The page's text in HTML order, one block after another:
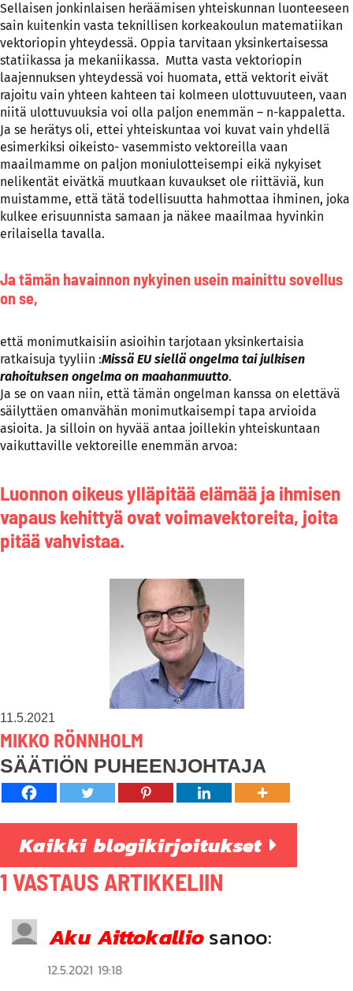
Sellaisen jonkinlaisen heräämisen yhteiskunnan luonteeseen
sain kuitenkin vasta teknillisen korkeakoulun matematiikan
vektoriopin yhteydessä. Oppia tarvitaan yksinkertaisessa
statiikassa ja mekaniikassa. Mutta vasta vektoriopin
laajennuksen yhteydessä voi huomata, että vektorit eivät
rajoitu vain yhteen kahteen tai kolmeen ulottuvuuteen, vaan
niitä ulottuvuuksia voi olla paljon enemmän – n-kappaletta.
Ja se herätys oli, ettei yhteiskuntaa voi kuvat vain yhdellä
esimerkiksi oikeisto- vasemmisto vektoreilla vaan
maailmamme on paljon moniulotteisempi eikä nykyiset
nelikentät eivätkä muutkaan kuvaukset ole riittäviä, kun
muistamme, että tätä todellisuutta hahmottaa ihminen, joka
kulkee erisuunnista samaan ja näkee maailmaa hyvinkin
erilaisella tavalla.
Ja tämän havainnon nykyinen usein mainittu sovellus
on se,
että monimutkaisiin asioihin tarjotaan yksinkertaisia
ratkaisuja tyyliin :Missä EU siellä ongelma tai julkisen
rahoituksen ongelma on maahanmuutto.
Ja se on vaan niin, että tämän ongelman kanssa on elettävä
säilyttäen omanvähän monimutkaisempi tapa arvioida
asioita. Ja silloin on hyvää antaa joillekin yhteiskuntaan
vaikuttaville vektoreille enemmän arvoa:
Luonnon oikeus ylläpitää elämää ja ihmisen
vapaus kehittyä ovat voimavektoreita, joita
pitää vahvistaa.
11.5.2021
MIKKO RÖNNHOLM
SÄÄTIÖN PUHEENJOHTAJA
Kaikki blogikirjoitukset
1 VASTAUS ARTIKKELIIN
Aku Aittokalliosanoo:
12.5.2021 19:18